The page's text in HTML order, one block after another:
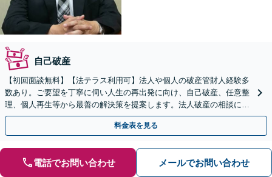
自己破産
【初回面談無料】【法テラス利用可】法人や個人の破産管財人経験多
数あり。ご要望を丁寧に伺い人生の再出発に向け、自己破産、任意整
理、個人再生等から最善の解決策を提案します。法人破産の相談にも
対応【休日・夜間相談可（要予約）】【日本橋駅2分】
料金表を見る
電話でお問い合わせ メールでお問い合わせ